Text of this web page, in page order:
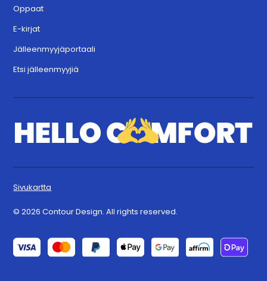
Oppaat
E-kirjat
Jälleenmyyjäportaali
Etsi jälleenmyyjiä
© 2026 Contour Design. All rights reserved.
Sivukartta